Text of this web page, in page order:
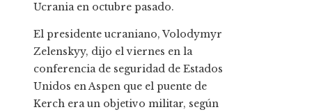
Ucrania en octubre pasado.
El presidente ucraniano, Volodymyr
Zelenskyy, dijo el viernes en la
conferencia de seguridad de Estados
Unidos en Aspen que el puente de
Kerch era un objetivo militar, según